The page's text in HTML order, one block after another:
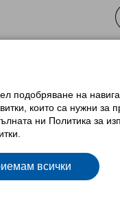
на бисквитки
на ikea.bg
Общи условия на
подобряване на
които са нужни
ни Политика за
всички